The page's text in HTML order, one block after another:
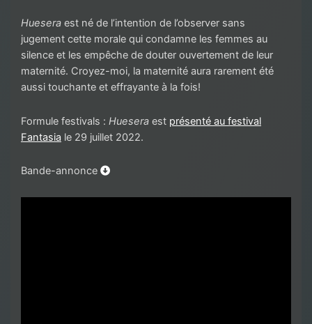
Huesera est né de l’intention de l’observer sans
jugement cette morale qui condamne les femmes au
silence et les empêche de douter ouvertement de leur
maternité. Croyez-moi, la maternité aura rarement été
aussi touchante et effrayante à la fois!
Formule festivals : Huesera est présenté au festival
Fantasia le 29 juillet 2022.
Bande-annonce